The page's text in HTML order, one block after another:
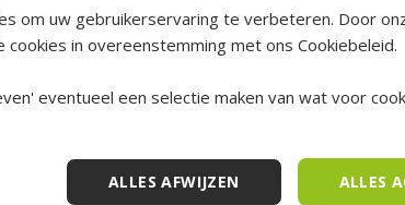
niet
staan
onze
om uw gebruikerservaring te verbeteren. Door
cookies in overeenstemming met ons Cookiebeleid.
eventueel een selectie maken van wat voor
ALLES
ALLES AFWIJZEN